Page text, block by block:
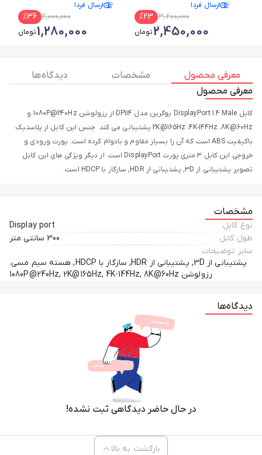
فلت مشکی
ارسال فردا
3,200,000
%23
2,450,000تومان
WKGQ020101 طول 1.5 متر
ارسال فردا
2,000,000
%36
1,280,000تومان
معرفی محصول مشخصات
دیدگاه ها
معرفی محصول
کابل DisplayPort 1.4 Male یوگرین مدل DP114 از رزولوشن 1080P@240Hz و
2K@165Hz ،4K-144Hz ،8K@60Hz پشتیبانی می کند. جنس این کابل از پلاستیک
باکیفیت ABS است که آن را بسیار مقاوم و بادوام کرده است. پورت ورودی و
خروجی این کابل 3 متری پورت DisplayPort است. از دیگر ویژگی های این کابل
تصویر پشتیبانی از 3D, پشتیبانی از HDR, سازگار با HDCP است.
مشخصات
نوع کابل
Display port
طول کابل
300 سانتی متر
سایر توضیحات
پشتیبانی از 3D, پشتیبانی از HDR, سازگار با HDCP, هسته سیم مسی،
رزولوشن 1080P@240Hz, 2K@165Hz, 4K-144Hz, 8K@60Hz
دیدگاه‌ها
در حال حاضر دیدگاهی ثبت نشده!
بازگشت به بالا